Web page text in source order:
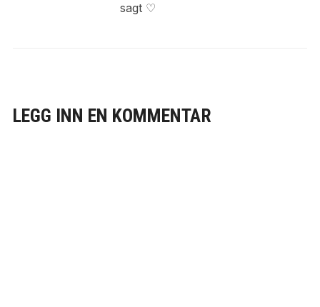
sagt ♡
LEGG INN EN KOMMENTAR